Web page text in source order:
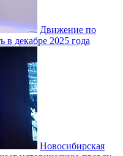
Движение по
в декабре 2025 года
Новосибирская